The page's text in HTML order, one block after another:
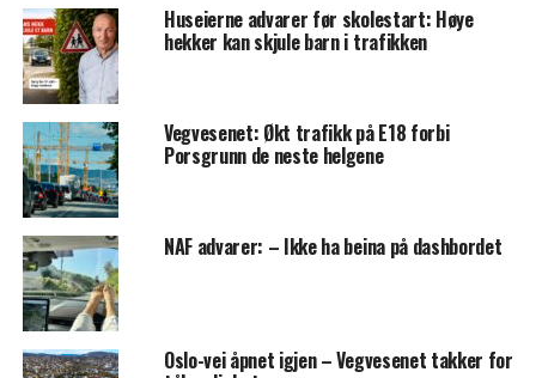
Huseierne advarer før skolestart: Høye
hekker kan skjule barn i trafikken
Vegvesenet: Økt trafikk på E18 forbi
Porsgrunn de neste helgene
NAF advarer: – Ikke ha beina på dashbordet
Oslo-vei åpnet igjen – Vegvesenet takker for